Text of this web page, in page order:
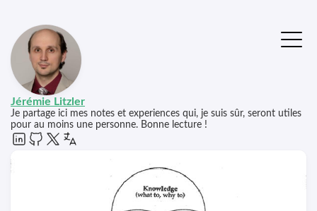
Jérémie Litzler
Je partage ici mes notes et experiences qui, je suis sûr, seront utiles
pour au moins une personne. Bonne lecture !